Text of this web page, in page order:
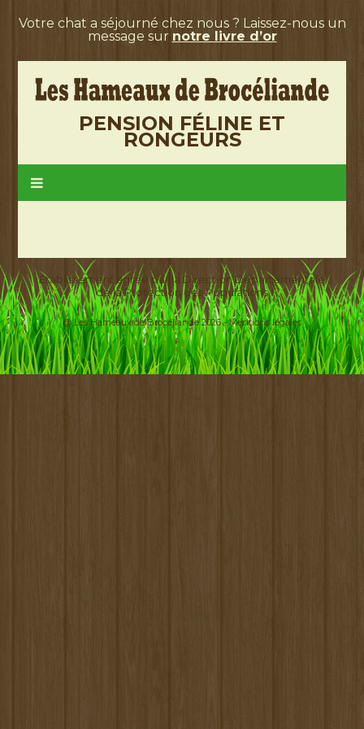
Votre chat a séjourné chez nous ? Laissez-nous un
message sur notre livre d’or
PENSION FÉLINE ET
RONGEURS
Etablissement agréé par la Direction Départementale
de la Protection des Populations
@ Les Hameaux de Brocéliande 2026 -Mentions légales